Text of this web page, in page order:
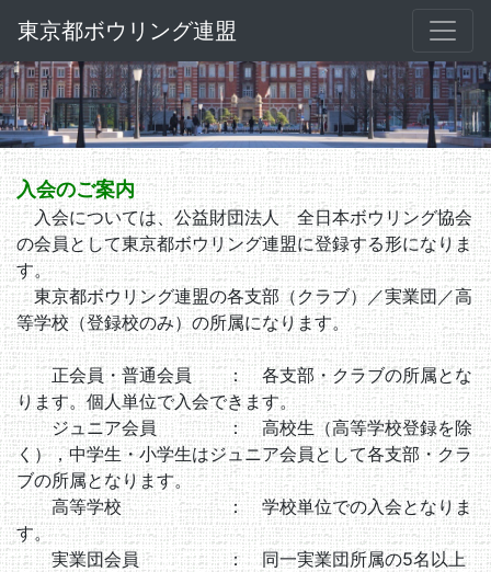
東京都ボウリング連盟
入会のご案内
入会については、公益財団法人 全日本ボウリング協会
の会員として東京都ボウリング連盟に登録する形になりま
す。
東京都ボウリング連盟の各支部（クラブ）／実業団／高
等学校（登録校のみ）の所属になります。
正会員・普通会員 ： 各支部・クラブの所属とな
ります。個人単位で入会できます。
ジュニア会員 ： 高校生（高等学校登録を除
く），中学生・小学生はジュニア会員として各支部・クラ
ブの所属となります。
高等学校 ： 学校単位での入会となりま
す。
実業団会員 ： 同一実業団所属の5名以上